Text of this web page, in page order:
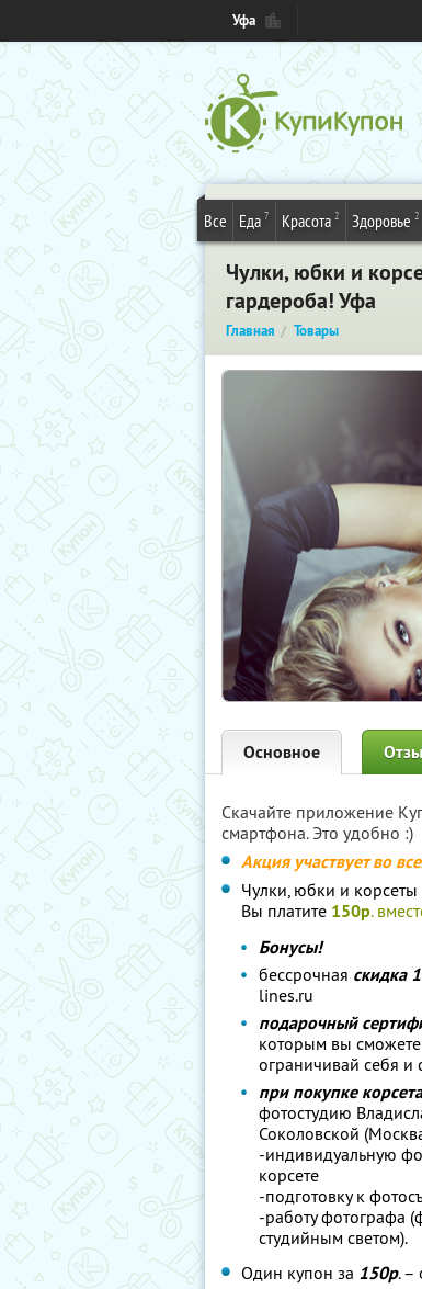
Уфа
Все Еда 7 Красота 2 Здоровье 2
Чулки, юбки и
гардероба! Уфа
Главная Товары
Основное
Скачайте приложение
смартфона. Это удобно :)
Акция участвует во
Чулки, юбки и
Вы платите 150р.
Бонусы!
бессрочная скидка
lines.ru
подарочный
которым вы сможете
ограничивай себя
при покупке корсета
фотостудию
Соколовской
-индивидуальную
корсете
-подготовку к
-работу фотографа
студийным светом).
Один купон за 150р. –